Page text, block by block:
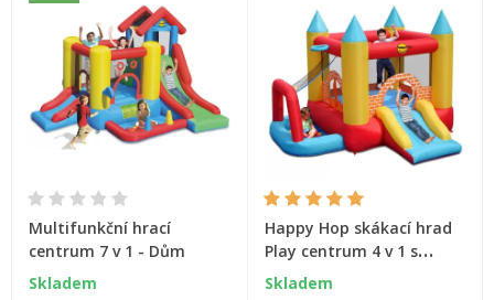
Multifunkční hrací
centrum 7 v 1 - Dům
Skladem
Happy Hop skákací hrad
Play centrum 4 v 1 s
míčky
Skladem